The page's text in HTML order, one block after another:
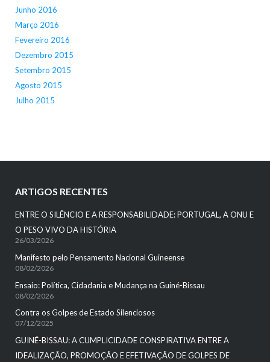
Junho 2016
Março 2016
Fevereiro 2016
Dezembro 2015
Setembro 2015
Agosto 2015
Julho 2015
ARTIGOS RECENTES
ENTRE O SILÊNCIO E A RESPONSABILIDADE: PORTUGAL, A ONU E
O PESO VIVO DA HISTÓRIA
26/03/2026
Manifesto pelo Pensamento Nacional Guineense
08/02/2026
Ensaio: Política, Cidadania e Mudança na Guiné-Bissau
08/02/2026
Contra os Golpes de Estado Silenciosos
07/12/2025
GUINÉ-BISSAU: A CUMPLICIDADE CONSPIRATIVA ENTRE A
IDEALIZAÇÃO, PROMOÇÃO E EFETIVAÇÃO DE GOLPES DE